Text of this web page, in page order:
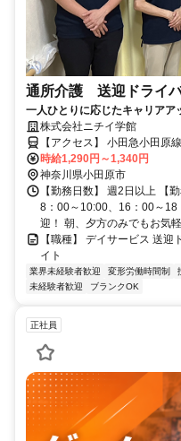
通所介護 送迎ドライ
一人ひとりに応じたキャリアア
きます！
株式会社ニチイ学館
【アクセス】 小田急小田原線栢山駅 徒
原市 曽比3170-2
時給1,290円～1,340円
神奈川県小田原市
【勤務日数】 週2日以上 【
8：00～10:00、16：00～18
迎！ 朝、夕方のみでもお気
【職種】 デイサービス 送
イト
業界未経験者歓迎 変形労働時間制
未経験者歓迎
ブランクOK
正社員